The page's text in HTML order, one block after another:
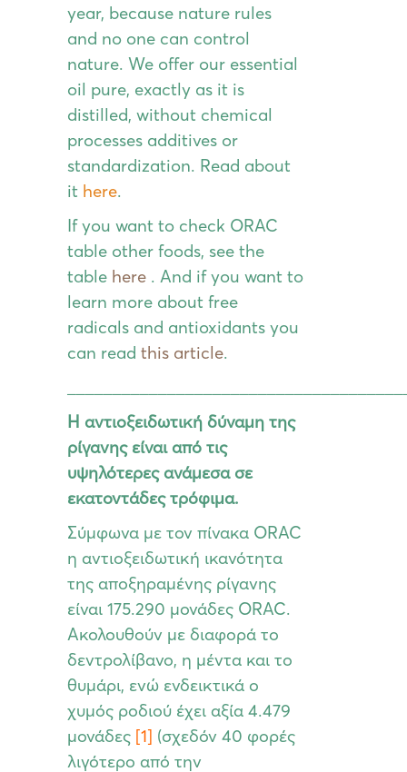
year, because nature rules
and no one can control
nature. We offer our essential
oil pure, exactly as it is
distilled, without chemical
processes additives or
standardization. Read about
it here.
If you want to check ORAC
table other foods, see the
table here . And if you want to
learn more about free
radicals and antioxidants you
can read this article.
Η αντιοξειδωτική δύναμη της
ρίγανης είναι από τις
υψηλότερες ανάμεσα σε
εκατοντάδες τρόφιμα.
Σύμφωνα με τον πίνακα ORAC
η αντιοξειδωτική ικανότητα
της αποξηραμένης ρίγανης
είναι 175.290 μονάδες ORAC.
Ακολουθούν με διαφορά το
δεντρολίβανο, η μέντα και το
θυμάρι, ενώ ενδεικτικά ο
χυμός ροδιού έχει αξία 4.479
μονάδες [1] (σχεδόν 40 φορές
λιγότερο από την